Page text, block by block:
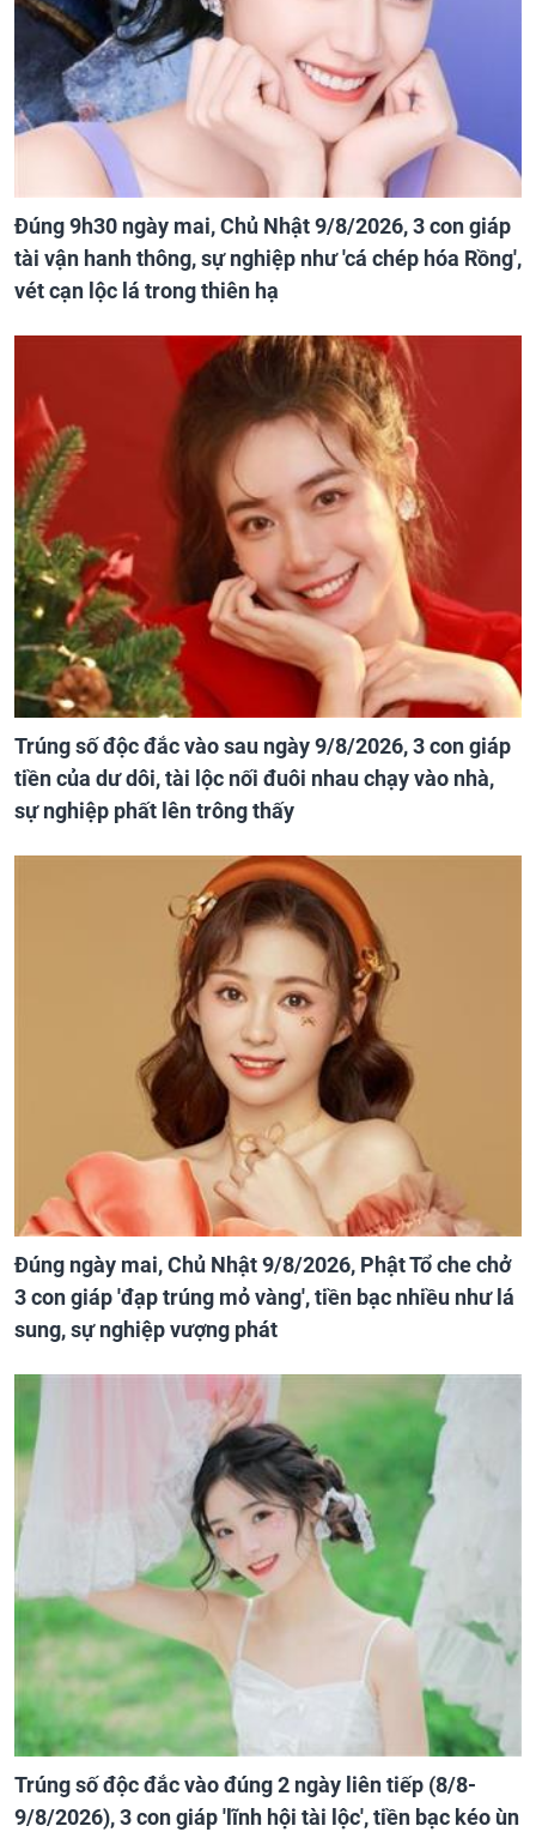
Đúng 9h30 ngày mai, Chủ Nhật 9/8/2026, 3 con giáp
tài vận hanh thông, sự nghiệp như 'cá chép hóa Rồng',
vét cạn lộc lá trong thiên hạ
Trúng số độc đắc vào sau ngày 9/8/2026, 3 con giáp
tiền của dư dôi, tài lộc nối đuôi nhau chạy vào nhà,
sự nghiệp phất lên trông thấy
Đúng ngày mai, Chủ Nhật 9/8/2026, Phật Tổ che chở
3 con giáp 'đạp trúng mỏ vàng', tiền bạc nhiều như lá
sung, sự nghiệp vượng phát
Trúng số độc đắc vào đúng 2 ngày liên tiếp (8/8-
9/8/2026), 3 con giáp 'lĩnh hội tài lộc', tiền bạc kéo ùn